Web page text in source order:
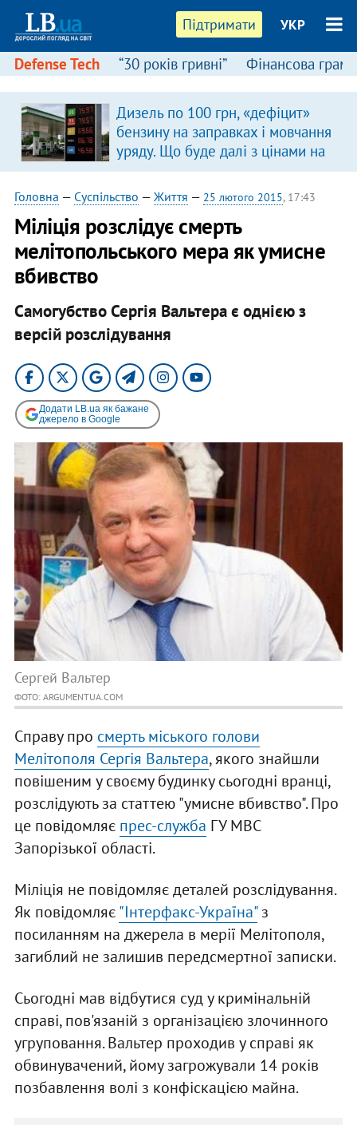
Підтримати УКР
Defense Tech “30 років гривні” Фінансова
Дизель по 100 грн, «дефіцит»
бензину на заправках і мовчання
уряду. Що буде далі з цінами на
пальне?
Головна — Суспільство — Життя — 25 лютого 2015, 17:43
Міліція розслідує смерть
мелітопольського мера як умисне
вбивство
Самогубство Сергія Вальтера є однією з
версій розслідування
Додати LB.ua як бажане
джерело в Google
Сергей Вальтер
ФОТО: ARGUMENTUA.COM
Справу про смерть міського голови
Мелітополя Сергія Вальтера, якого знайшли
повішеним у своєму будинку сьогодні вранці,
розслідують за статтею "умисне вбивство". Про
це повідомляє прес-служба ГУ МВС
Запорізької області.
Міліція не повідомляє деталей розслідування.
Як повідомляє"Інтерфакс-Україна"з
посиланням на джерела в мерії Мелітополя,
загиблий не залишив передсмертної записки.
Сьогодні мав відбутися суд у кримінальній
справі, пов'язаній з організацією злочинного
угруповання. Вальтер проходив у справі як
обвинувачений, йому загрожували 14 років
позбавлення волі з конфіскацією майна.